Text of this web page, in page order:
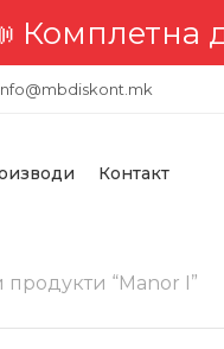
Контакт
“Manor I”